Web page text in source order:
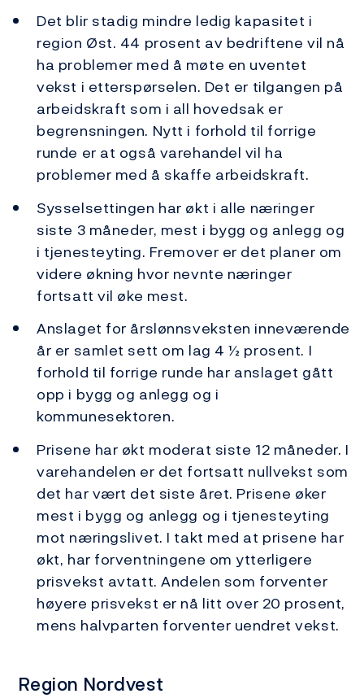
Det blir stadig mindre ledig kapasitet i
region Øst. 44 prosent av bedriftene vil nå
ha problemer med å møte en uventet
vekst i etterspørselen. Det er tilgangen på
arbeidskraft som i all hovedsak er
begrensningen. Nytt i forhold til forrige
runde er at også varehandel vil ha
problemer med å skaffe arbeidskraft.
Sysselsettingen har økt i alle næringer
siste 3 måneder, mest i bygg og anlegg og
i tjenesteyting. Fremover er det planer om
videre økning hvor nevnte næringer
fortsatt vil øke mest.
Anslaget for årslønnsveksten inneværende
år er samlet sett om lag 4 ½ prosent. I
forhold til forrige runde har anslaget gått
opp i bygg og anlegg og i
kommunesektoren.
Prisene har økt moderat siste 12 måneder. I
varehandelen er det fortsatt nullvekst som
det har vært det siste året. Prisene øker
mest i bygg og anlegg og i tjenesteyting
mot næringslivet. I takt med at prisene har
økt, har forventningene om ytterligere
prisvekst avtatt. Andelen som forventer
høyere prisvekst er nå litt over 20 prosent,
mens halvparten forventer uendret vekst.
Region Nordvest